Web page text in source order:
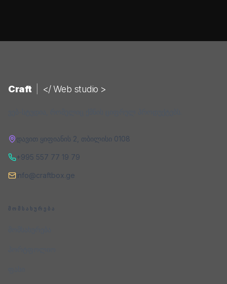
Craft </ Web studio >
დავით ყიფიანის 2 თბილისი 0108
+995 557 77 19 79
info@craftbox.ge
ᲛᲝᲛᲡᲐᲮᲣᲠᲔᲑᲐ